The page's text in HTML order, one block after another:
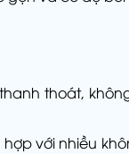
thoát,
với nhiều